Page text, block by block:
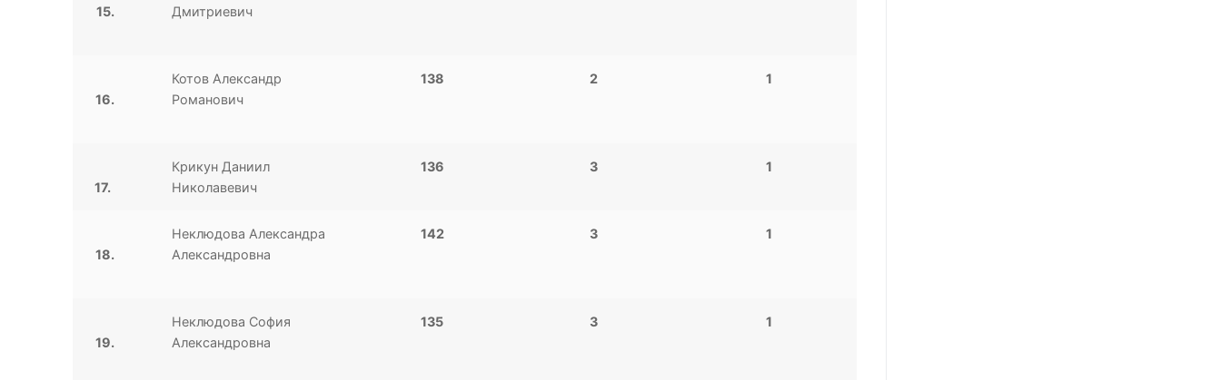
15.
Дмитриевич
16.
Котов Александр
Романович
138 2 1
17.
Крикун Даниил
Николавевич
136 3 1
18.
Неклюдова Александра
Александровна
142 3 1
19.
Неклюдова София
Александровна
135 3 1